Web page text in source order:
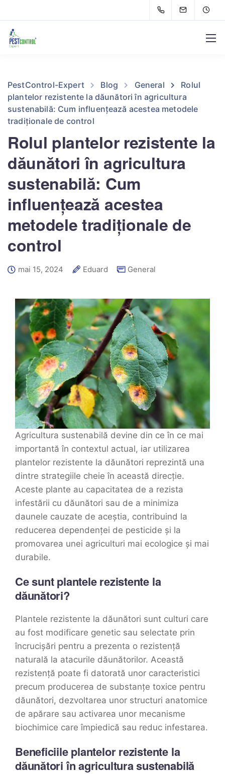
PestControl-Expert Blog General
Rolul
plantelor rezistente la dăunători în agricultura
sustenabilă: Cum influențează acestea metodele
tradiționale de control
Rolul plantelor rezistente la
dăunători în agricultura
sustenabilă: Cum
influențează acestea
metodele tradiționale de
control
mai 15, 2024 Eduard General
Agricultura sustenabilă devine din ce în ce mai
importantă în contextul actual, iar utilizarea
plantelor rezistente la dăunători reprezintă una
dintre strategiile cheie în această direcție.
Aceste plante au capacitatea de a rezista
infestării cu dăunători sau de a minimiza
daunele cauzate de aceștia, contribuind la
reducerea dependenței de pesticide și la
promovarea unei agriculturi mai ecologice și mai
durabile.
Ce sunt plantele rezistente la
dăunători?
Plantele rezistente la dăunători sunt culturi care
au fost modificare genetic sau selectate prin
încrucișări pentru a prezenta o rezistență
naturală la atacurile dăunătorilor. Această
rezistență poate fi datorată unor caracteristici
precum producerea de substanțe toxice pentru
dăunători, dezvoltarea unor structuri anatomice
de apărare sau activarea unor mecanisme
biochimice care împiedică sau reduc infestarea.
Beneficiile plantelor rezistente la
dăunători în agricultura sustenabilă